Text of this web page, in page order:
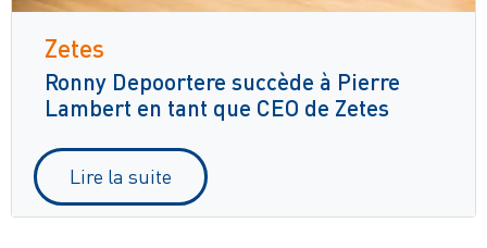
Zetes
Ronny Depoortere succède à Pierre
Lambert en tant que CEO de Zetes
Lire la suite